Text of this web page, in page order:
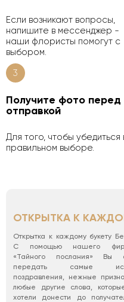
Если возникают вопросы,
напишите в мессенджер -
наши флористы помогут с
выбором.
3
Получите фото перед
отправкой
Для того, чтобы убедиться
правильном выборе.
ОТКРЫТКА К
Открытка к каждому букету
С помощью нашего
«Тайного послания» Вы
передать самые
поздравления, нежные
любые другие слова,
хотели донести до